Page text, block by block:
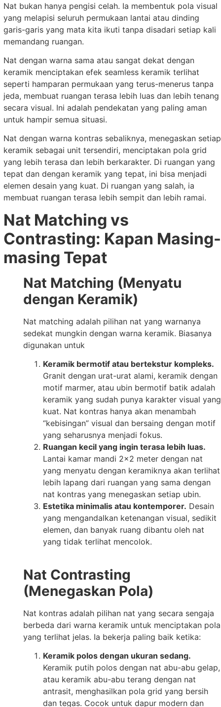
Nat bukan hanya pengisi celah. Ia membentuk pola visual
yang melapisi seluruh permukaan lantai atau dinding
garis-garis yang mata kita ikuti tanpa disadari setiap kali
memandang ruangan.
Nat dengan warna sama atau sangat dekat dengan
keramik menciptakan efek seamless keramik terlihat
seperti hamparan permukaan yang terus-menerus tanpa
jeda, membuat ruangan terasa lebih luas dan lebih tenang
secara visual. Ini adalah pendekatan yang paling aman
untuk hampir semua situasi.
Nat dengan warna kontras sebaliknya, menegaskan setiap
keramik sebagai unit tersendiri, menciptakan pola grid
yang lebih terasa dan lebih berkarakter. Di ruangan yang
tepat dan dengan keramik yang tepat, ini bisa menjadi
elemen desain yang kuat. Di ruangan yang salah, ia
membuat ruangan terasa lebih sempit dan lebih ramai.
Nat Matching vs
Contrasting: Kapan Masing-
masing Tepat
Nat Matching (Menyatu
dengan Keramik)
Nat matching adalah pilihan nat yang warnanya
sedekat mungkin dengan warna keramik. Biasanya
digunakan untuk
Keramik bermotif atau bertekstur kompleks.
Granit dengan urat-urat alami, keramik dengan
motif marmer, atau ubin bermotif batik adalah
keramik yang sudah punya karakter visual yang
kuat. Nat kontras hanya akan menambah
“kebisingan” visual dan bersaing dengan motif
yang seharusnya menjadi fokus.
Ruangan kecil yang ingin terasa lebih luas.
Lantai kamar mandi 2×2 meter dengan nat
yang menyatu dengan keramiknya akan terlihat
lebih lapang dari ruangan yang sama dengan
nat kontras yang menegaskan setiap ubin.
Estetika minimalis atau kontemporer. Desain
yang mengandalkan ketenangan visual, sedikit
elemen, dan banyak ruang dibantu oleh nat
yang tidak terlihat mencolok.
Nat Contrasting
(Menegaskan Pola)
Nat kontras adalah pilihan nat yang secara sengaja
berbeda dari warna keramik untuk menciptakan pola
yang terlihat jelas. Ia bekerja paling baik ketika:
Keramik polos dengan ukuran sedang.
Keramik putih polos dengan nat abu-abu gelap,
atau keramik abu-abu terang dengan nat
antrasit, menghasilkan pola grid yang bersih
dan tegas. Cocok untuk dapur modern dan